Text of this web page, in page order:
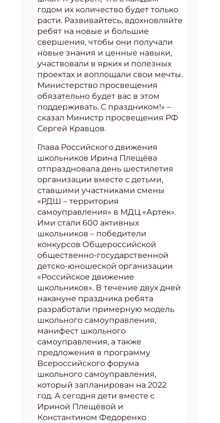
годом их количество будет только
расти. Развивайтесь, вдохновляйте
ребят на новые и большие
свершения, чтобы они получали
новые знания и ценные навыки,
участвовали в ярких и полезных
проектах и воплощали свои мечты.
Министерство просвещения
обязательно будет вас в этом
поддерживать. С праздником!» –
сказал Министр просвещения РФ
Сергей Кравцов.
Глава Российского движения
школьников Ирина Плещёва
отпраздновала день шестилетия
организации вместе с детьми,
ставшими участниками смены
«РДШ – территория
самоуправления» в МДЦ «Артек».
Ими стали 600 активных
школьников – победители
конкурсов Общероссийской
общественно-государственной
детско-юношеской организации
«Российское движение
школьников». В течение двух дней
накануне праздника ребята
разработали примерную модель
школьного самоуправления,
манифест школьного
самоуправления, а также
предложения в программу
Всероссийского форума
школьного самоуправления,
который запланирован на 2022
год. А сегодня дети вместе с
Ириной Плещёвой и
Константином Федоренко